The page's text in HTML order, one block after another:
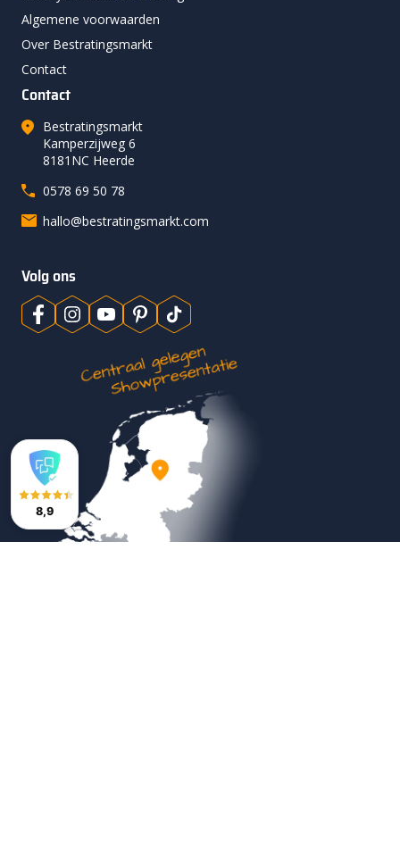
Algemene voorwaarden
Over Bestratingsmarkt
Contact
Contact
Bestratingsmarkt
Kamperzijweg 6
8181NC Heerde
0578 69 50 78
hallo@bestratingsmarkt.com
Volg ons
8,9